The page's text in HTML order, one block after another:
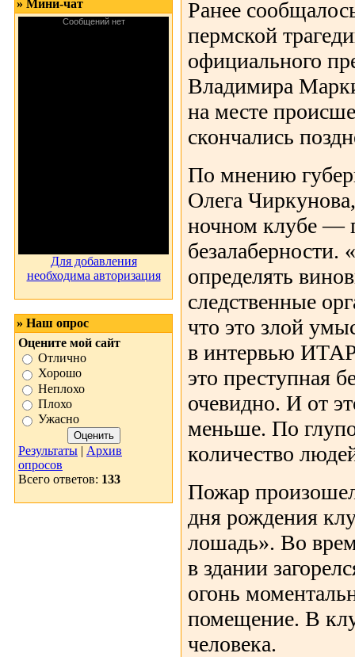
» Мини-чат
Для добавления
необходима авторизация
» Наш опрос
Оцените мой сайт
Отлично
Хорошо
Неплохо
Плохо
Ужасно
Результаты | Архив
опросов
Всего ответов: 133
Ранее
пермской
официального
Владимира
на месте
скончались
По мнению
Олега
ночном клубе —
безалаберности.
определять
следственные
что это злой
в интервью
это преступная
очевидно. И от
меньше. По
количество
Пожар
дня рождения
лошадь». Во
в здании
огонь
помещение. В
человека.